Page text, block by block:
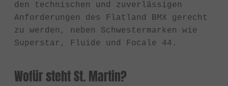
den technischen und zuverlässigen
Anforderungen des Flatland BMX gerecht
zu werden, neben Schwestermarken wie
Superstar, Fluide und Focale 44.
Wofür steht St. Martin?